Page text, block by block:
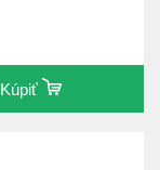
Kúpiť